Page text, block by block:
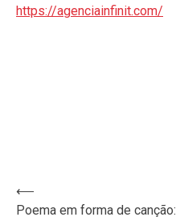
https://agenciainfinit.com/
Navegação
⟵
Poema em forma de canção: